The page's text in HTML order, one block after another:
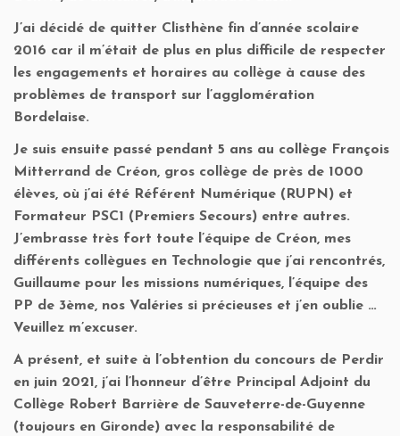
J’ai décidé de quitter Clisthène fin d’année scolaire
2016 car il m’était de plus en plus difficile de respecter
les engagements et horaires au collège à cause des
problèmes de transport sur l’agglomération
Bordelaise.
Je suis ensuite passé pendant 5 ans au collège François
Mitterrand de Créon, gros collège de près de 1000
élèves, où j’ai été Référent Numérique (RUPN) et
Formateur PSC1 (Premiers Secours) entre autres.
J’embrasse très fort toute l’équipe de Créon, mes
différents collègues en Technologie que j’ai rencontrés,
Guillaume pour les missions numériques, l’équipe des
PP de 3ème, nos Valéries si précieuses et j’en oublie …
Veuillez m’excuser.
A présent, et suite à l’obtention du concours de Perdir
en juin 2021, j’ai l’honneur d’être Principal Adjoint du
Collège Robert Barrière de Sauveterre-de-Guyenne
(toujours en Gironde) avec la responsabilité de